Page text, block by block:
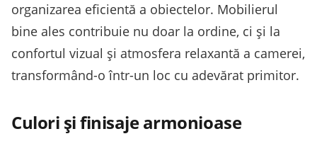
organizarea eficientă a obiectelor. Mobilierul
bine ales contribuie nu doar la ordine, ci și la
confortul vizual și atmosfera relaxantă a camerei,
transformând-o într-un loc cu adevărat primitor.
Culori și finisaje armonioase